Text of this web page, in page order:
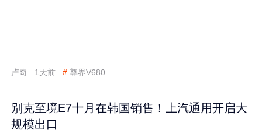
卢奇 1天前 # 尊界V680
别克至境E7十月在韩国销售！上汽通用开启大
规模出口